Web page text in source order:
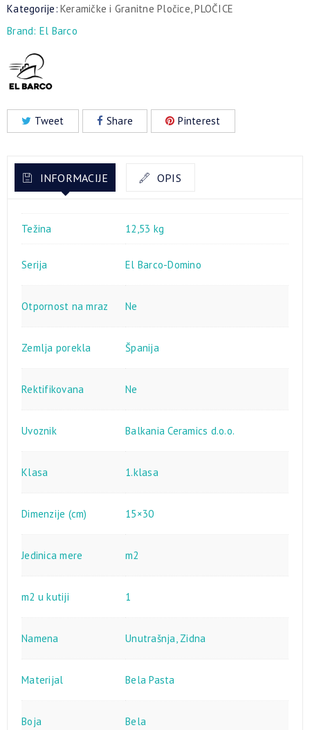
Kategorije: Keramičke i Granitne Pločice ,PLOČICE
Brand: El Barco
Tweet Share Pinterest
INFORMACIJE OPIS
Težina 12,53 kg
Serija El Barco-Domino
Otpornost na mraz Ne
Zemlja porekla Španija
Rektifikovana Ne
Uvoznik Balkania Ceramics d.o.o.
Klasa 1.klasa
Dimenzije (cm) 15×30
Jedinica mere m2
m2 u kutiji 1
Namena Unutrašnja Zidna
Materijal Bela Pasta
Boja Bela